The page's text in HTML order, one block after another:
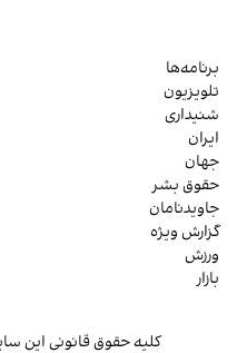
برنامه‌ها
تلویزیون
شنیداری
ایران
جهان
حقوق بشر
جاویدنامان
گزارش ویژه
ورزش
بازار
کلیه حقوق قانونی این